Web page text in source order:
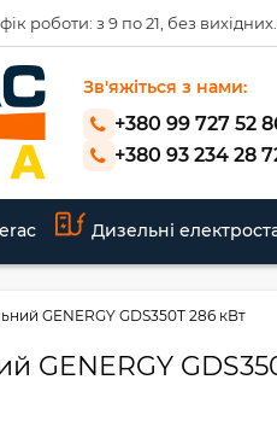
роботи: з 9 по 21, без вихідних.
Зв'яжіться з нами:
+380 99 727 52
+380 93 234 28
Дизельні
GENERGY GDS350T 286 кВт
GENERGY